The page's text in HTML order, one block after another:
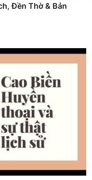
Đền Thờ & Bản